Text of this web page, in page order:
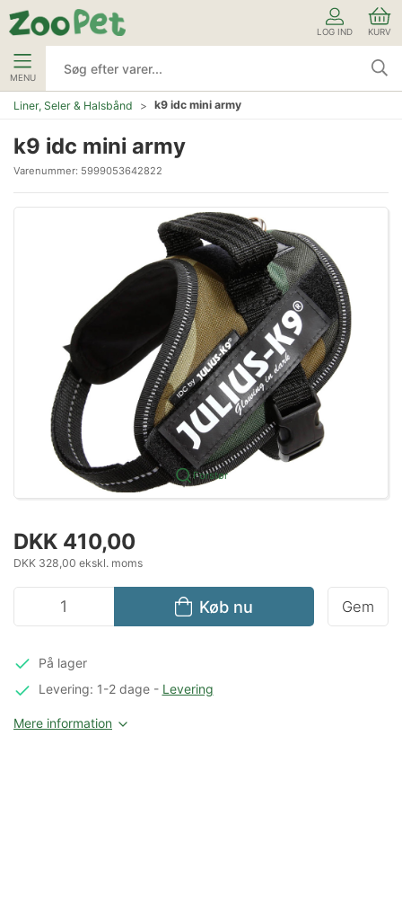
LOG IND KURV
MENU
Liner, Seler & Halsbånd k9 idc mini army
k9 idc mini army
Varenummer: 5999053642822
Forstør
DKK 410,00
DKK 328,00 ekskl. moms
Køb nu Gem
På lager
Levering: 1-2 dage- Levering
Mere information